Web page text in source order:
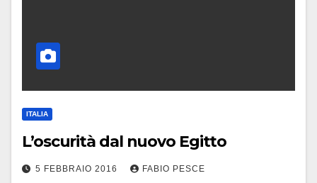
ITALIA
L’oscurità dal nuovo Egitto
5 FEBBRAIO 2016 FABIO PESCE